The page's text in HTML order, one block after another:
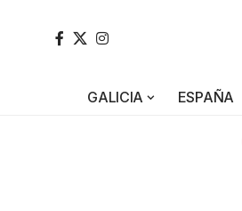
GALICIA ESPAÑA